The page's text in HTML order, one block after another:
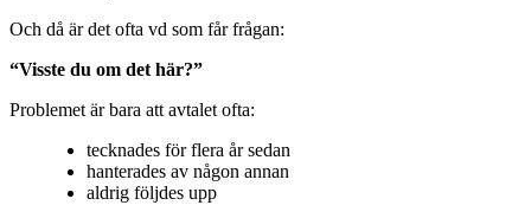
Och då är det ofta vd som får frågan:
“Visste du om det här?”
Problemet är bara att avtalet ofta:
tecknades för flera år sedan
hanterades av någon annan
aldrig följdes upp